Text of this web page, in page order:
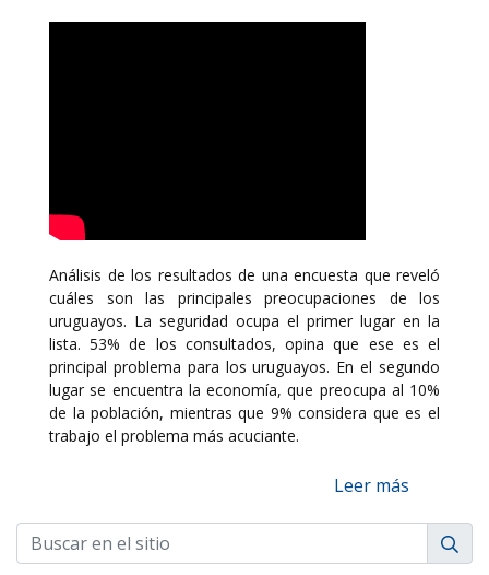
Análisis de los resultados de una encuesta que reveló
cuáles son las principales preocupaciones de los
uruguayos. La seguridad ocupa el primer lugar en la
lista. 53% de los consultados, opina que ese es el
principal problema para los uruguayos. En el segundo
lugar se encuentra la economía, que preocupa al 10%
de la población, mientras que 9% considera que es el
trabajo el problema más acuciante.
Leer más